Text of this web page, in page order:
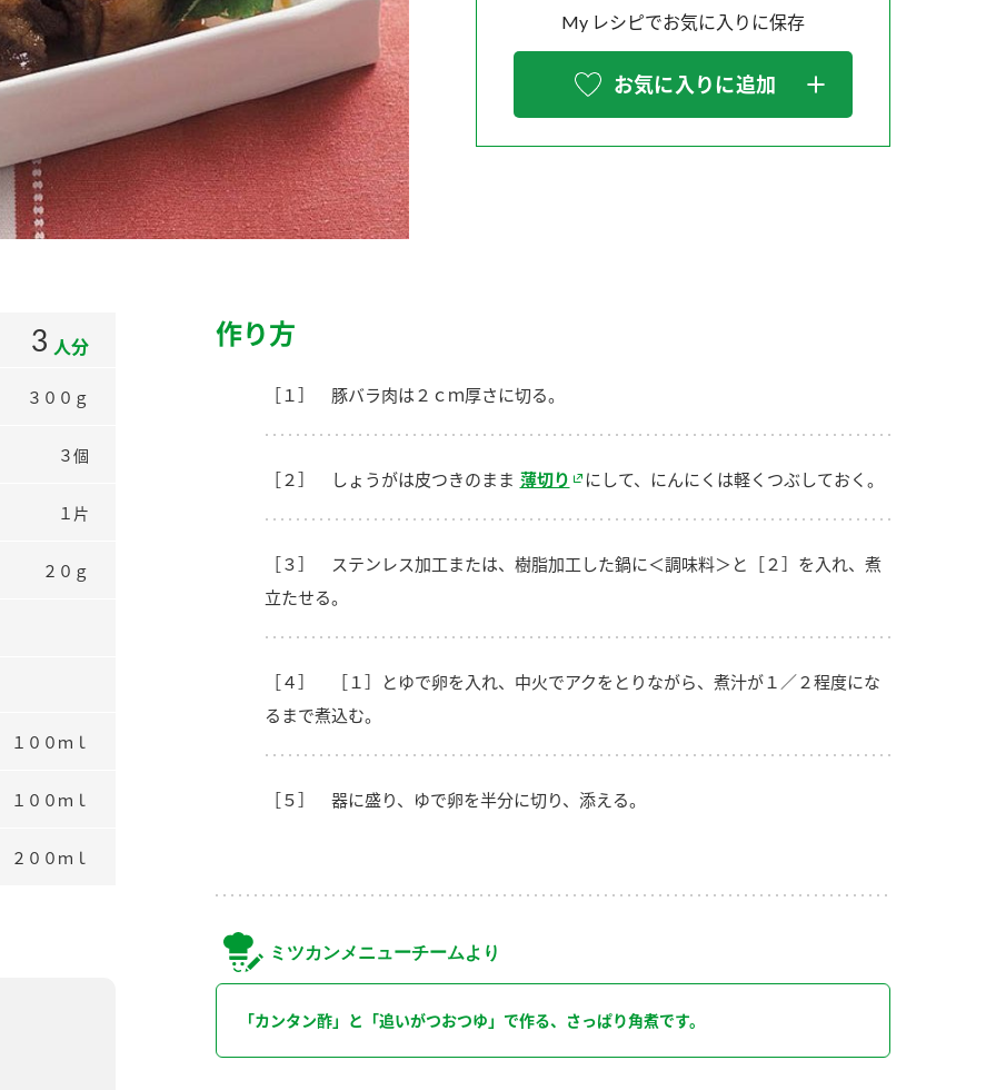
（ファイビ
カンタン酢 お酢ドリンク 味ぽん
My レシピでお気に入りに保存
お気に入りに追加
3 人分
３００ｇ
３個
１片
２０ｇ
１００ｍｌ
１００ｍｌ
２００ｍｌ
作り方
［１］ 豚バラ肉は２ｃｍ厚さに切る。
［２］ しょうがは皮つきのまま 薄切り にして、にんにくは軽くつぶしておく。
［３］ ステンレス加工または、樹脂加工した鍋に＜調味料＞と［２］を入れ、煮
立たせる。
［４］ ［１］とゆで卵を入れ、中火でアクをとりながら、煮汁が１／２程度にな
るまで煮込む。
［５］ 器に盛り、ゆで卵を半分に切り、添える。
ミツカンメニューチームより
「カンタン酢」と「追いがつおつゆ」で作る、さっぱり角煮です。